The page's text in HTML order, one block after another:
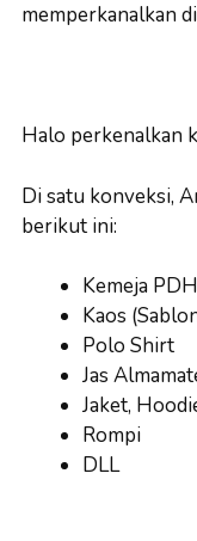
memperkanalkan
Halo perkenalkan
Di satu konveksi,
berikut ini:
Kemeja
Kaos
Polo Shirt
Jas
Jaket,
Rompi
DLL